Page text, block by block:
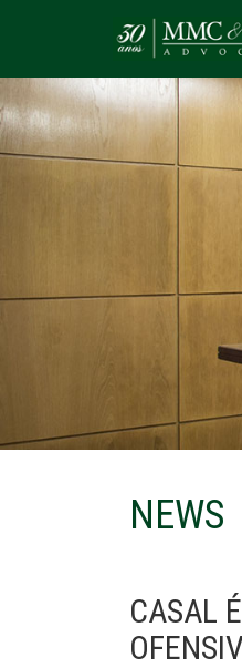
NEWS
CASAL